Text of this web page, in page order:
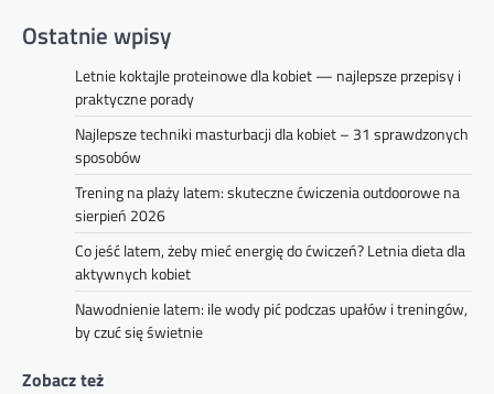
Ostatnie wpisy
Letnie koktajle proteinowe dla kobiet — najlepsze przepisy i
praktyczne porady
Najlepsze techniki masturbacji dla kobiet – 31 sprawdzonych
sposobów
Trening na plaży latem: skuteczne ćwiczenia outdoorowe na
sierpień 2026
Co jeść latem, żeby mieć energię do ćwiczeń? Letnia dieta dla
aktywnych kobiet
Nawodnienie latem: ile wody pić podczas upałów i treningów,
by czuć się świetnie
Zobacz też